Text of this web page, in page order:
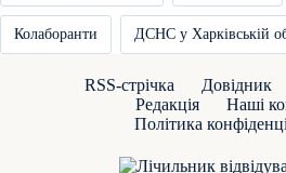
Колаборанти ДСНС у Харківській
RSS-стрічка Довідник
Редакція
Наші
Політика